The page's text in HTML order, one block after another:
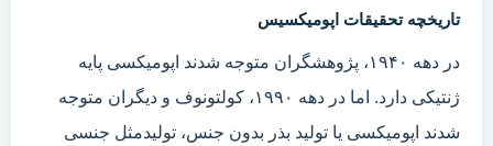
تاریخچه تحقیقات اپومیکسیس
در دهه ۱۹۴۰، پژوهشگران متوجه شدند اپومیکسی پایه
ژنتیکی دارد. اما در دهه ۱۹۹۰، کولتونوف و دیگران متوجه
شدند اپومیکسی یا تولید بذر بدون جنس، تولیدمثل جنسی